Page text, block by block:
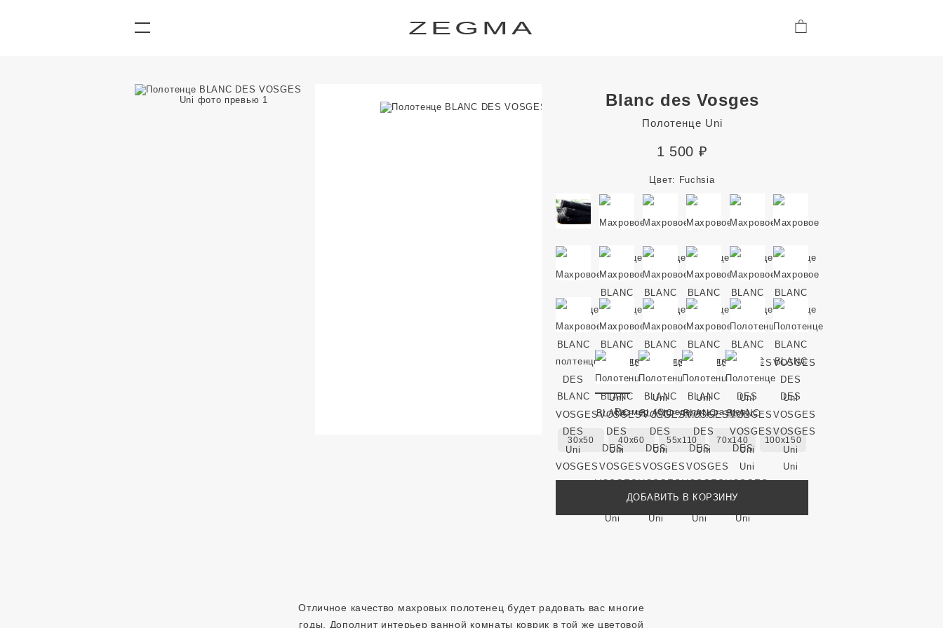
ZEGMA
Blanc des Vosges
Полотенце Uni
1 500 ₽
Цвет: Fuchsia
Размер (Определить размер)
30x50 40x60 55x110 70x140 100x150
ДОБАВИТЬ В КОРЗИНУ
Отличное качество махровых полотенец будет радовать вас многие
годы. Дополнит интерьер ванной комнаты коврик в той же цветовой